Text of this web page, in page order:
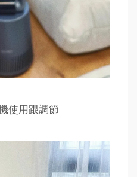
使用跟調節